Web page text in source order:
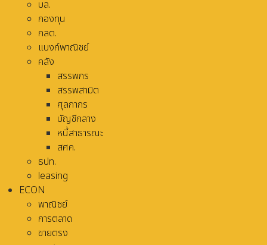
บล.
กองทุน
กลต.
แบงก์พาณิชย์
คลัง
สรรพกร
สรรพสามิต
ศุลกากร
บัญชีกลาง
หนี้สาธารณะ
สศค.
ธปท.
leasing
ECON
พาณิชย์
การตลาด
ขายตรง